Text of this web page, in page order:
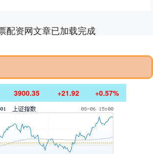
配资网文章已加载完成
3900.35 +21.92 +0.57%